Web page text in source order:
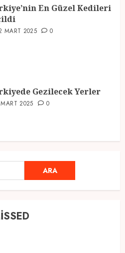
En Güzel Kedileri
MART 2025 0
Gezilecek Yerler
2025 0
Ayı 2025: Manevi
ve Özel Hazırlıklar
ARA